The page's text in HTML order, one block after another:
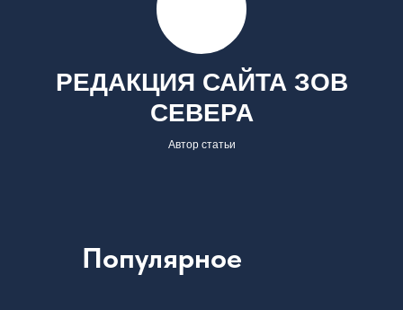
РЕДАКЦИЯ САЙТА ЗОВ
СЕВЕРА
Автор статьи
Популярное